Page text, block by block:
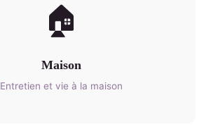
🏠
Maison
Entretien et vie à la maison